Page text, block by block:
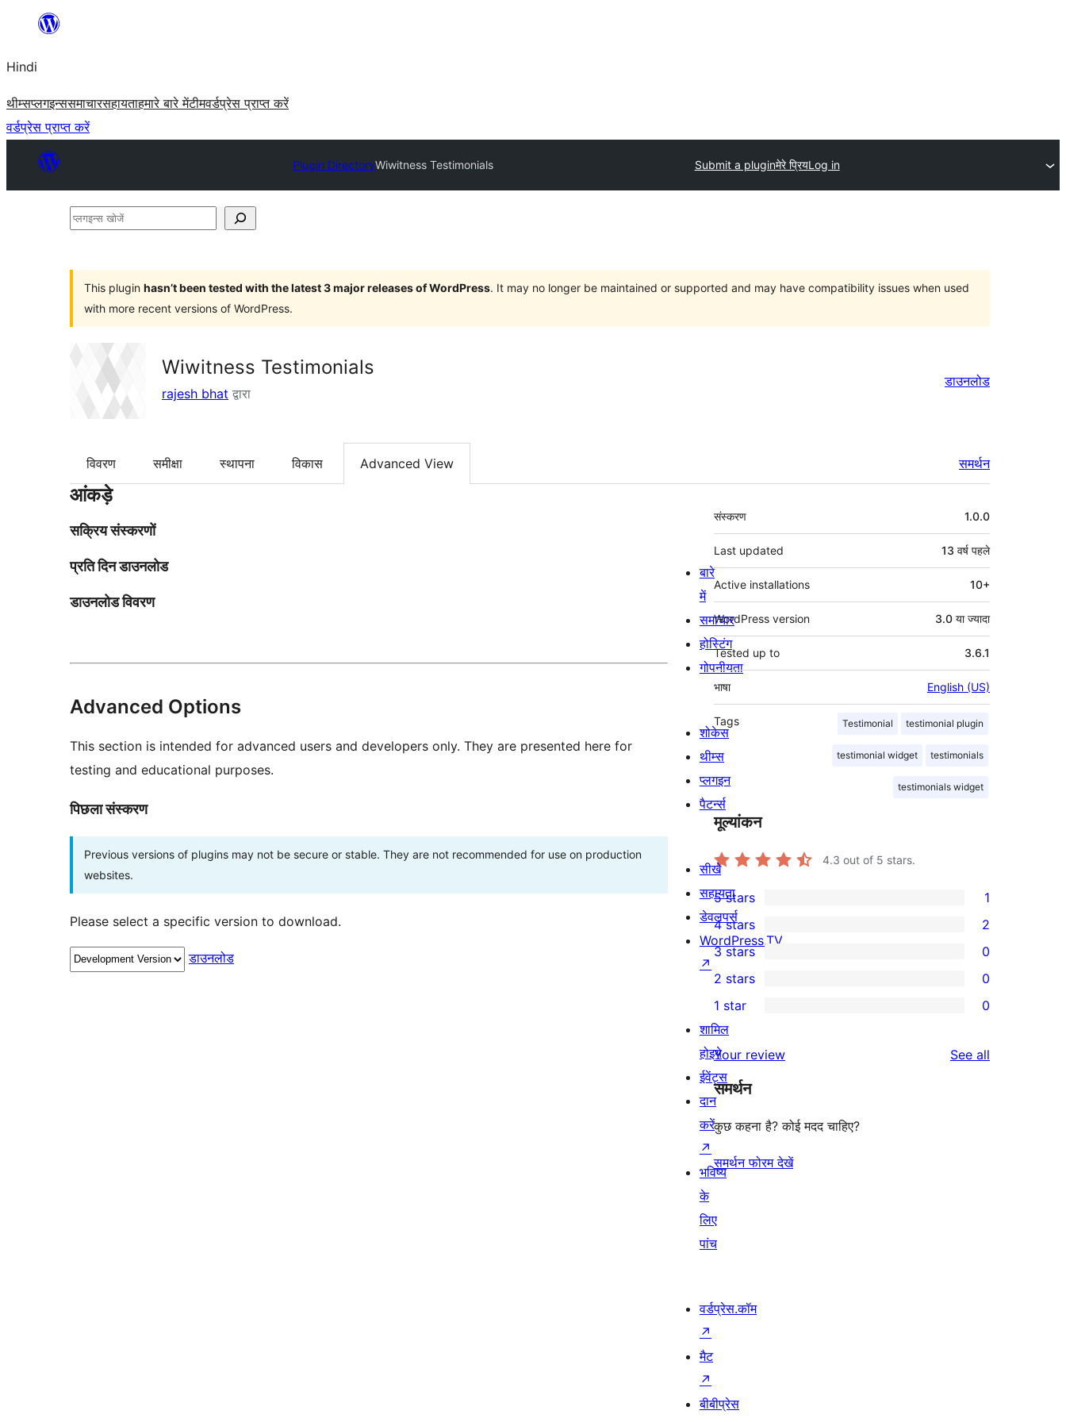
सामग्री
जाएं
Hindi
थीम्सप्लगइन्ससमाचारसहायताहमारे बारे मेंटीमवर्डप्रेस प्राप्त करें
वर्डप्रेस प्राप्त करें
Plugin DirectoryWiwitness Testimonials Submit a pluginमेरे प्रियLog in
प्लगइन्स
This plugin hasn’t been tested with the latest 3 major releases of WordPress. It may no longer be maintained or supported and may have compatibility issues when used
with more recent versions of WordPress.
Wiwitness Testimonials
rajesh bhat द्वारा
डाउनलोड
विवरण समीक्षा स्थापना विकास Advanced View समर्थन
आंकड़े
सक्रिय संस्करणों
प्रति दिन डाउनलोड
डाउनलोड विवरण
Advanced Options
This section is intended for advanced users and developers only. They are presented here for
testing and educational purposes.
पिछला संस्करण
Previous versions of plugins may not be secure or stable. They are not recommended for use on production
websites.
Please select a specific version to download.
डाउनलोड
मेटा
संस्करण 1.0.0
Last updated 13 वर्ष पहले
Active installations 10+
WordPress version 3.0 या ज्यादा
Tested up to 3.6.1
भाषा English (US)
Tags Testimonial testimonial plugin
testimonial widget testimonials
testimonials widget
मूल्यांकन
4.3 out of 5 stars.
1
5-
star
review
5 stars 1
2
4-
star
reviews
4 stars 2
0
3-
star
reviews
3 stars 0
2-
star
reviews
2 stars 0
1-
star
reviews
1 star 0
Your review See all
समर्थन
कुछ कहना है? कोई मदद चाहिए?
समर्थन फोरम देखें
बारे
में
समाचार
होस्टिंग
गोपनीयता
शोकेस
थीम्स
प्लगइन
पैटर्न्स
सीखे
सहायता
डेवलपर्स
WordPress.TV
↗
शामिल
होइये
ईवेंट्स
दान
करें
↗
भविष्य
के
लिए
पांच
वर्डप्रेस.कॉम
↗
मैट
↗
बीबीप्रेस